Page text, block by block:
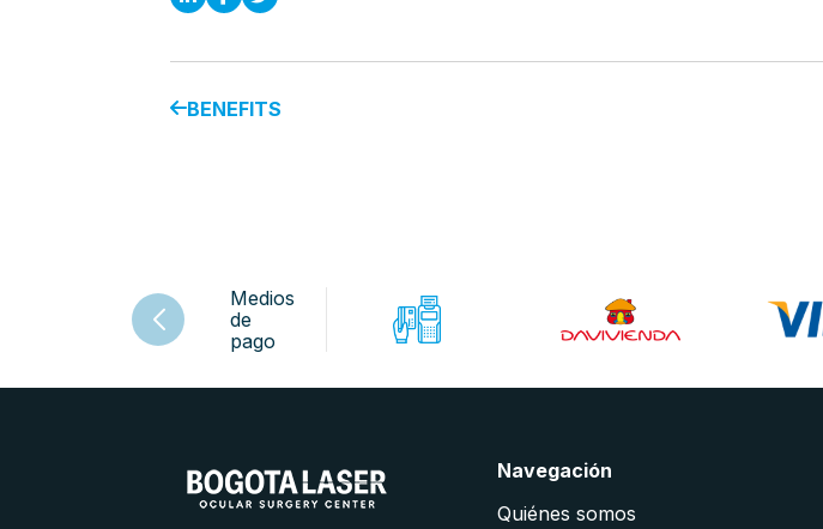
BENEFITS
Medios
de
pago
Navegación
Quiénes somos